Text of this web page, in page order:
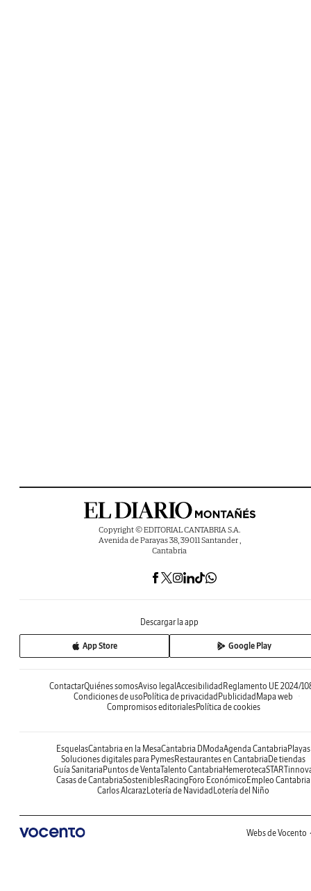
Copyright © EDITORIAL CANTABRIA S.A.
Avenida de Parayas 38, 39011 Santander ,
Cantabria
Descargar la app
App Store Google Play
ContactarQuiénes somosAviso legalAccesibilidadReglamento UE 2024/
Condiciones de usoPolítica de privacidadPublicidadMapa web
Compromisos editorialesPolítica de cookies
EsquelasCantabria en la MesaCantabria DModaAgenda CantabriaPlayas
Soluciones digitales para PymesRestaurantes en CantabriaDe tiendas
Guía SanitariaPuntos de VentaTalento CantabriaHemeroteca
Casas de CantabriaSosteniblesRacingForo EconómicoEmpleo Cantabria
Carlos AlcarazLotería de NavidadLotería del Niño
Webs de Vocento